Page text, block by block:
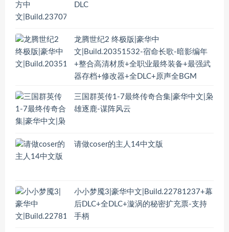
DLC
龙腾世纪2 终极版|豪华中
文|Build.20351532-宿命长歌-暗影编年
+整合高清材质+全职业最终装备+最强武
器存档+修改器+全DLC+原声全BGM
三国群英传1-7最终传奇合集|豪华中文|枭
雄逐鹿-谋阵风云
请做coser的主人14中文版
小小梦魇3|豪华中文|Build.22781237+幕
后DLC+全DLC+漩涡的秘密扩充票-支持
手柄